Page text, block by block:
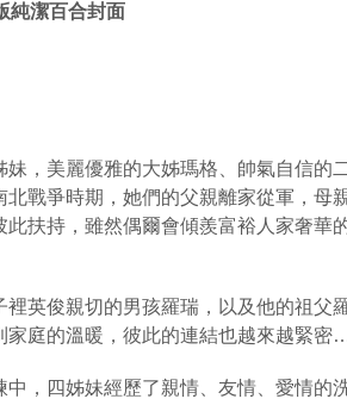
純潔百合封面
妹，美麗優雅的大姊瑪格、帥氣自信的
北戰爭時期，她們的父親離家從軍，母
扶持，雖然偶爾會傾羨富裕人家奢華
裡英俊親切的男孩羅瑞，以及他的祖父
家庭的溫暖，彼此的連結也越來越緊密
中，四姊妹經歷了親情、友情、愛情的